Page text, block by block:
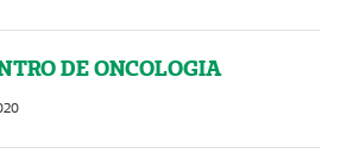
DE ONCOLOGIA